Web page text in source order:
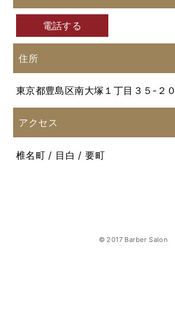
電話する
住所
東京都豊島区南大塚１丁目３５-２０
アクセス
椎名町 / 目白 / 要町
© 2017 Barber Salon